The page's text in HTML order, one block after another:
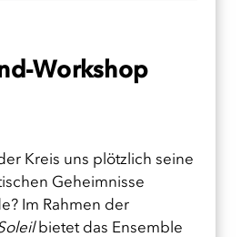
Workshop
Kreis uns plötzlich seine
Geheimnisse
Im Rahmen der
bietet das Ensemble